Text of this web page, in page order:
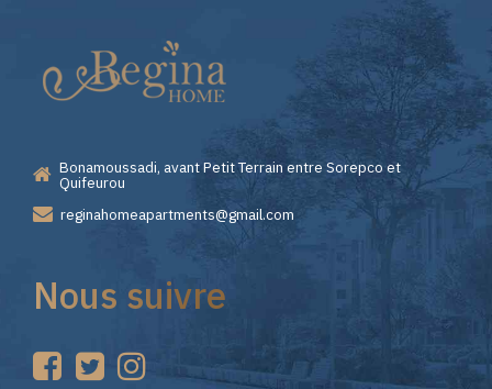
Casino
—
Premiers
Pas
sur
Bonamoussadi, avant Petit Terrain entre Sorepco et
Quifeurou
reginahomeapartments@gmail.com
Nous suivre